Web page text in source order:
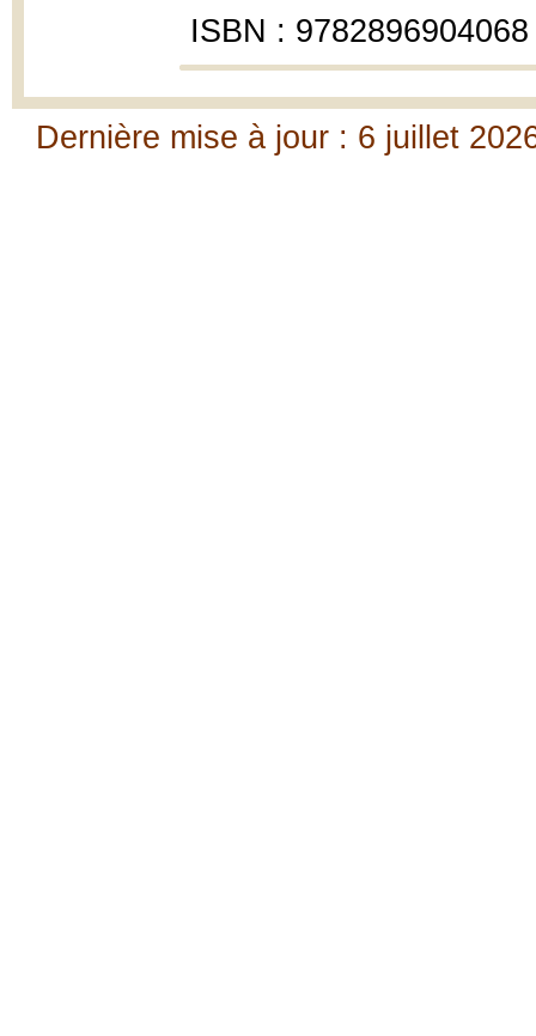
ISBN : 9782896904068
Dernière mise à jour : 6 juillet